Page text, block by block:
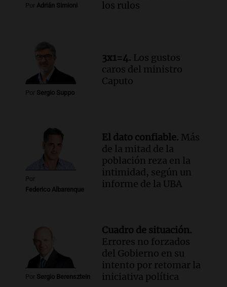
Episodios
banco de San Luis
Panorama Federal
Episodios
Por Adrián Simioni
los rulos
Por Sergio Suppo
3x1=4. Los gustos
caros del ministro
Caputo
Por
Federico Albarenque
El dato confiable. Más
de la mitad de la
población reza en la
intimidad, según un
informe de la UBA
Por Sergio Berensztein
Cuadro de situación.
Errores no forzados
del Gobierno en su
intento por retomar la
iniciativa política